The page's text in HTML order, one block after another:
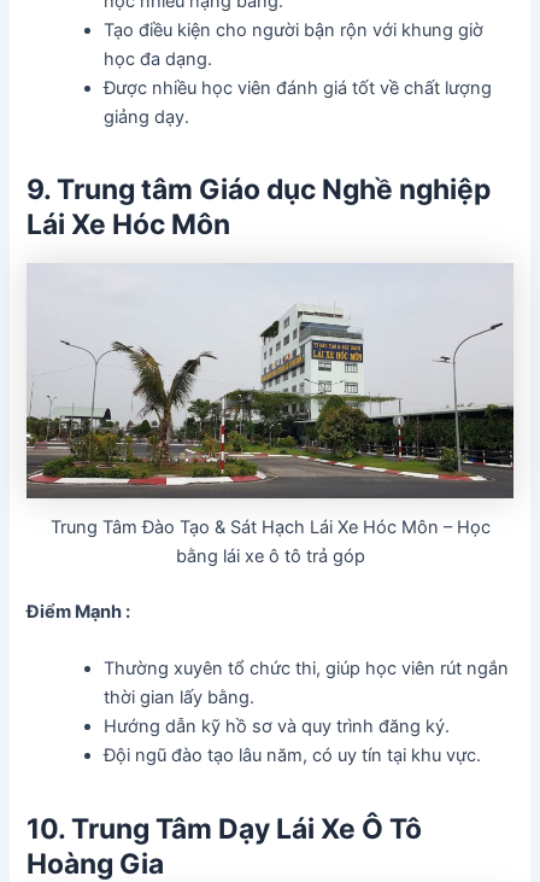
Tạo điều kiện cho người bận rộn với khung giờ
học đa dạng.
Được nhiều học viên đánh giá tốt về chất lượng
giảng dạy.
9. Trung tâm Giáo dục Nghề nghiệp
Lái Xe Hóc Môn
Trung Tâm Đào Tạo & Sát Hạch Lái Xe Hóc Môn – Học
bằng lái xe ô tô trả góp
Điểm Mạnh :
Thường xuyên tổ chức thi, giúp học viên rút ngắn
thời gian lấy bằng.
Hướng dẫn kỹ hồ sơ và quy trình đăng ký.
Đội ngũ đào tạo lâu năm, có uy tín tại khu vực.
10. Trung Tâm Dạy Lái Xe Ô Tô
Hoàng Gia